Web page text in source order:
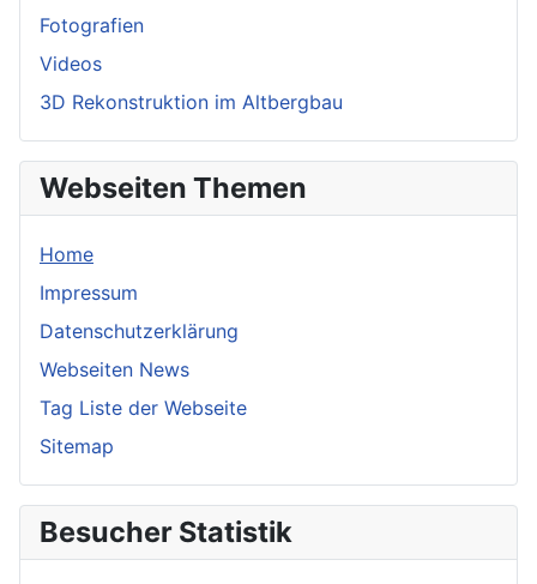
Fotografien
Videos
3D Rekonstruktion im Altbergbau
Webseiten Themen
Home
Impressum
Datenschutzerklärung
Webseiten News
Tag Liste der Webseite
Sitemap
Besucher Statistik